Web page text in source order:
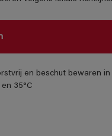
en beschut bewaren
35°C